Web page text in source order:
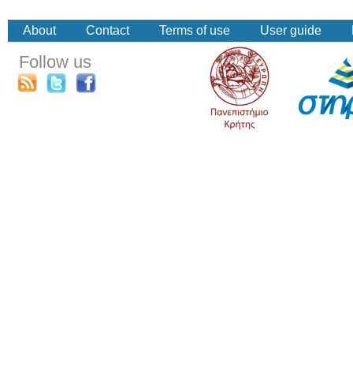
About Contact Terms of use User guide
Follow us